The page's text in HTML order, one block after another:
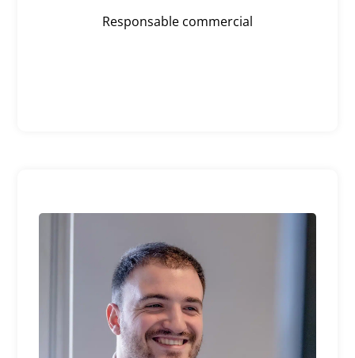
Responsable commercial
nous avons aujourd’hui
Nous collaborons avec BlueMarketing
depuis 2018 et nous avons entièrement
confiance en leur expertise. Leur
méthode flexible nous permet de nous